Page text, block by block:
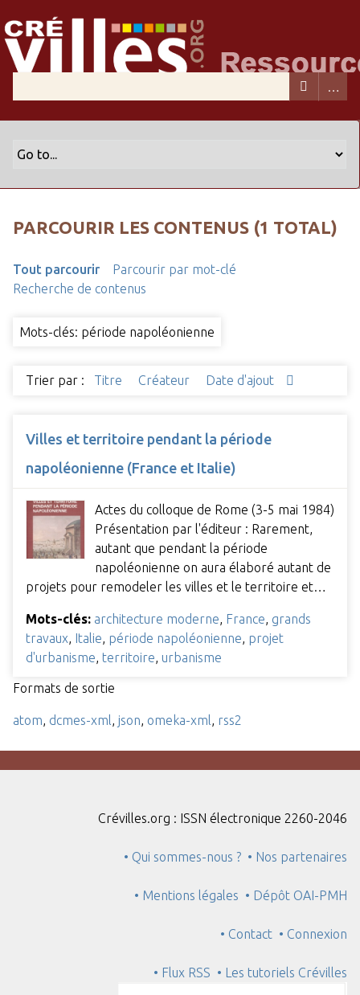
PARCOURIR LES CONTENUS (1 TOTAL)
Tout parcourir
Parcourir par mot-clé
Recherche de contenus
Mots-clés: période napoléonienne
Trier par : Titre Créateur Date d'ajout
Villes et territoire pendant la période
napoléonienne (France et Italie)
Actes du colloque de Rome (3-5 mai 1984)
Présentation par l'éditeur : Rarement,
autant que pendant la période
napoléonienne on aura élaboré autant de
projets pour remodeler les villes et le territoire et…
Mots-clés: architecture moderne France grands
travaux Italie période napoléonienne projet
d'urbanisme territoire urbanisme
Formats de sortie
atom dcmes-xml json omeka-xml rss2
Crévilles.org : ISSN électronique 2260-2046
• Qui sommes-nous ? • Nos partenaires
• Mentions légales • Dépôt OAI-PMH
• Contact • Connexion
• Flux RSS • Les tutoriels Crévilles